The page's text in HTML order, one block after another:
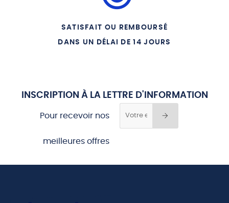
SATISFAIT OU REMBOURSÉ
DANS UN DÉLAI DE 14 JOURS
INSCRIPTION À LA LETTRE D'INFORMATION
Pour recevoir nos
meilleures offres